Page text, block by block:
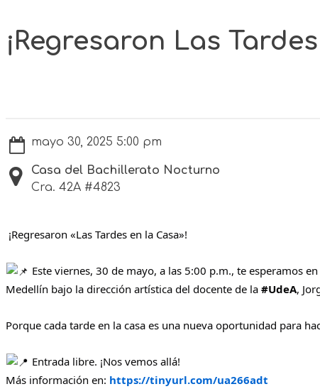
¡Regresaron Las
mayo 30, 2025 5:00 pm
Casa del Bachillerato Nocturno
Cra. 42A #4823
¡Regresaron «Las Tardes en la Casa»!
Este viernes, 30 de mayo, a las 5:00 p.m., te esperamos
Medellín bajo la dirección artística del docente de la #UdeA,
Porque cada tarde en la casa es una nueva oportunidad para
Entrada libre. ¡Nos vemos allá!
Más información en: https://tinyurl.com/ua266adt